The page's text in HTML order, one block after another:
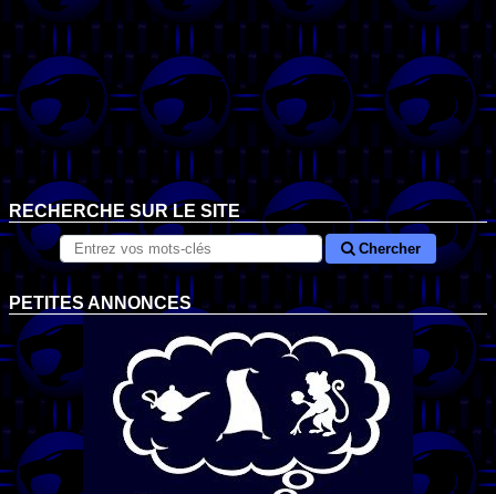
RECHERCHE SUR LE SITE
Chercher
PETITES ANNONCES